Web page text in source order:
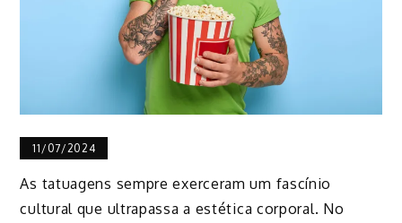
11/07/2024
As tatuagens sempre exerceram um fascínio
cultural que ultrapassa a estética corporal. No